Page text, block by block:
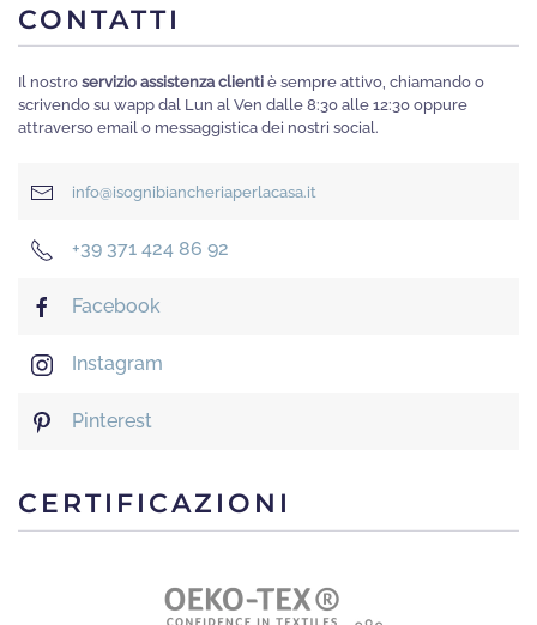
CONTATTI
Il nostro servizio assistenza clienti è sempre attivo, chiamando o
scrivendo su wapp dal Lun al Ven dalle 8:30 alle 12:30 oppure
attraverso email o messaggistica dei nostri social.
info@isognibiancheriaperlacasa.it
+39 371 424 86 92
Facebook
Instagram
Pinterest
CERTIFICAZIONI